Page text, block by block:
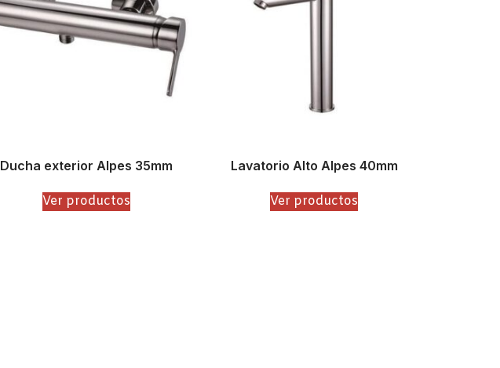
Ducha exterior Alpes 35mm
Ver productos
Lavatorio Alto Alpes 40mm
Ver productos